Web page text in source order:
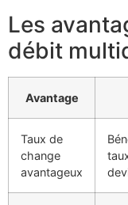
Les
débit
Avantage
Taux de
change
avantageux